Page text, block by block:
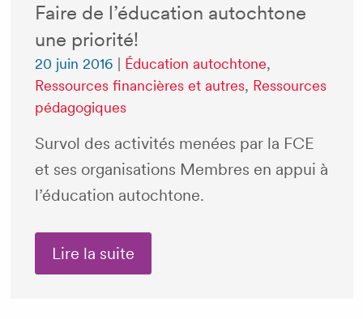
Faire de l’éducation autochtone
une priorité!
20 juin 2016 Éducation autochtone,
Ressources financières et autres, Ressources
pédagogiques
Survol des activités menées par la FCE
et ses organisations Membres en appui à
l’éducation autochtone.
Lire la suite